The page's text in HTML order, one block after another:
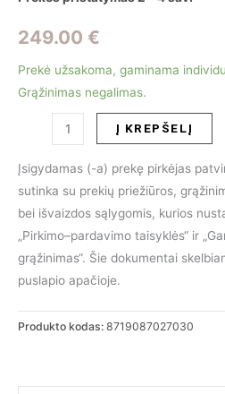
249.00 €
Prekė užsakoma, gaminama
Grąžinimas negalimas.
produkto
Valgomojo
kėdė
Tess
95734
Į KREPŠELĮ
Įsigydamas (-a) prekę pirkėjas
sutinka su prekių priežiūros,
bei išvaizdos sąlygomis, kurios
„Pirkimo–pardavimo taisyklės“ ir
grąžinimas“. Šie dokumentai
puslapio apačioje.
Produkto kodas: 8719087027030